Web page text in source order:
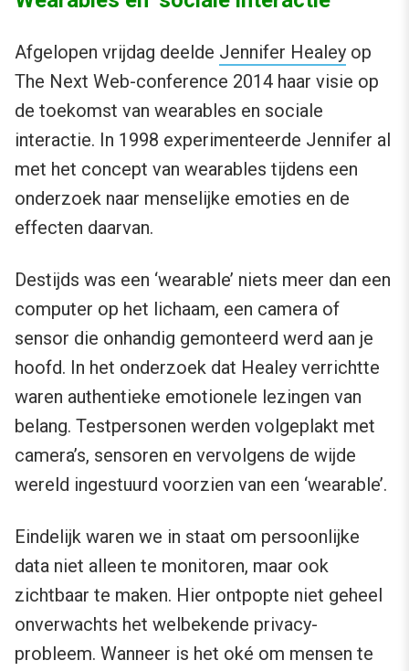
Afgelopen vrijdag deelde Jennifer Healey op
The Next Web-conference 2014 haar visie op
de toekomst van wearables en sociale
interactie. In 1998 experimenteerde Jennifer al
met het concept van wearables tijdens een
onderzoek naar menselijke emoties en de
effecten daarvan.
Destijds was een ‘wearable’ niets meer dan een
computer op het lichaam, een camera of
sensor die onhandig gemonteerd werd aan je
hoofd. In het onderzoek dat Healey verrichtte
waren authentieke emotionele lezingen van
belang. Testpersonen werden volgeplakt met
camera’s, sensoren en vervolgens de wijde
wereld ingestuurd voorzien van een ‘wearable’.
Eindelijk waren we in staat om persoonlijke
data niet alleen te monitoren, maar ook
zichtbaar te maken. Hier ontpopte niet geheel
onverwachts het welbekende privacy-
probleem. Wanneer is het oké om mensen te